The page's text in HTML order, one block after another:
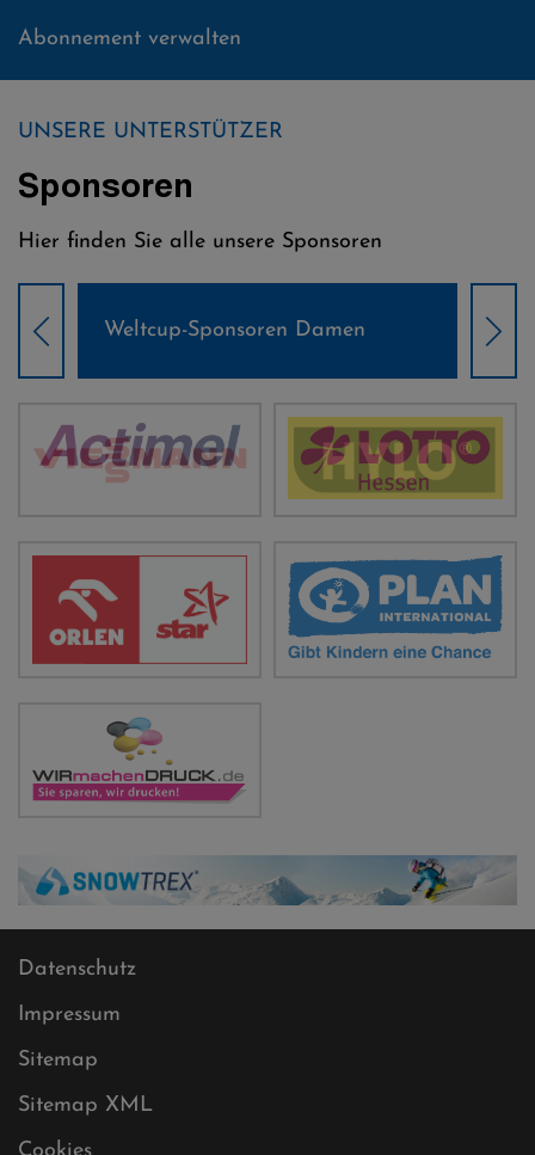
Abonnement verwalten
UNSERE UNTERSTÜTZER
Sponsoren
Hier finden Sie alle unsere Sponsoren
Weltcup-Sponsoren Damen
Datenschutz
Impressum
Sitemap
Sitemap XML